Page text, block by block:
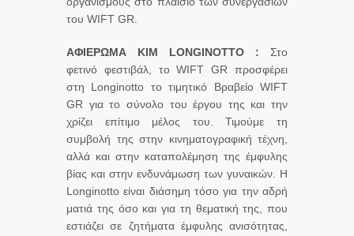
του WIFT GR.
ΑΦΙΕΡΩΜΑ KIM LONGINOTTO : Στο
φετινό φεστιβάλ, το WIFT GR προσφέρει
στη Longinotto το τιμητικό Βραβείο WIFT
GR για το σύνολο του έργου της και την
χρίζει επίτιμο μέλος του. Τιμούμε τη
συμβολή της στην κινηματογραφική τέχνη,
αλλά και στην καταπολέμηση της έμφυλης
βίας και στην ενδυνάμωση των γυναικών. Η
Longinotto είναι διάσημη τόσο για την αδρή
ματιά της όσο και για τη θεματική της, που
εστιάζει σε ζητήματα έμφυλης ανισότητας,